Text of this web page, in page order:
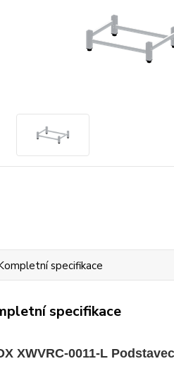
specifikace
specifikace
XWVRC-0011-L